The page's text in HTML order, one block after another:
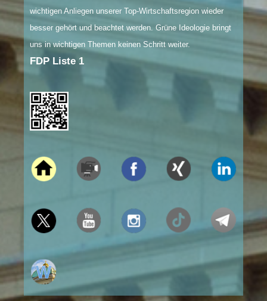
wichtigen Anliegen unserer Top-Wirtschaftsregion wieder
besser gehört und beachtet werden. Grüne Ideologie bringt
uns in wichtigen Themen keinen Schritt weiter.
FDP Liste 1